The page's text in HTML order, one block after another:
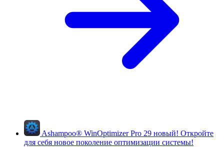
Ashampoo® WinOptimizer Pro 29 новый! Откройте
для себя новое поколение оптимизации системы!